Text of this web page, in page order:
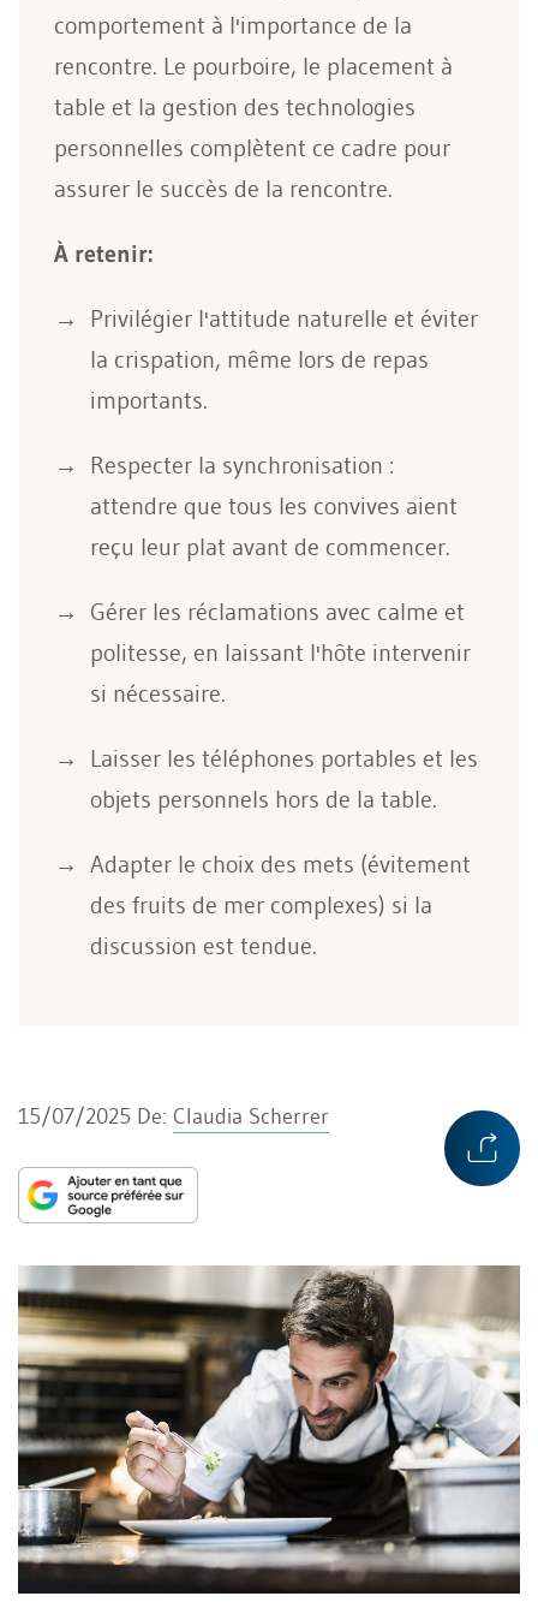
comportement à l'importance de la
rencontre. Le pourboire, le placement à
table et la gestion des technologies
personnelles complètent ce cadre pour
assurer le succès de la rencontre.
À retenir:
Privilégier l'attitude naturelle et éviter
la crispation, même lors de repas
importants.
Respecter la synchronisation :
attendre que tous les convives aient
reçu leur plat avant de commencer.
Gérer les réclamations avec calme et
politesse, en laissant l'hôte intervenir
si nécessaire.
Laisser les téléphones portables et les
objets personnels hors de la table.
Adapter le choix des mets (évitement
des fruits de mer complexes) si la
discussion est tendue.
15/07/2025 De: Claudia Scherrer